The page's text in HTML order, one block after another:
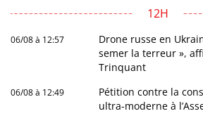
12H
06/08 à 12:57
Drone russe en
semer la terreur »,
Trinquant
06/08 à 12:49
Pétition contre la
ultra-moderne à